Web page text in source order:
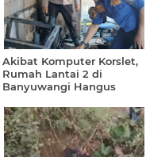
Akibat Komputer Korslet,
Rumah Lantai 2 di
Banyuwangi Hangus